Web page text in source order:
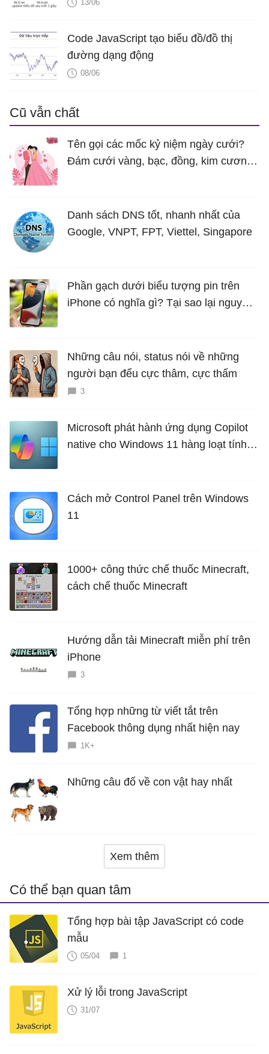
13/06
Code JavaScript tạo biểu đồ/đồ thị
đường dạng động
08/06
Cũ vẫn chất
Tên gọi các mốc kỷ niệm ngày cưới?
Đám cưới vàng, bạc, đồng, kim cương
Danh sách DNS tốt, nhanh nhất của
Google, VNPT, FPT, Viettel, Singapore
Phần gạch dưới biểu tượng pin trên
iPhone có nghĩa gì? Tại sao lại nguy
Những câu nói, status nói về những
người bạn đểu cực thâm, cực thấm
3
Microsoft phát hành ứng dụng Copilot
native cho Windows 11 hàng loạt tính
Cách mở Control Panel trên Windows
11
1000+ công thức chế thuốc Minecraft,
cách chế thuốc Minecraft
Hướng dẫn tải Minecraft miễn phí trên
iPhone
3
Tổng hợp những từ viết tắt trên
Facebook thông dụng nhất hiện nay
1K+
Những câu đố về con vật hay nhất
Xem thêm
Có thể bạn quan tâm
Tổng hợp bài tập JavaScript có code
mẫu
05/04 1
Xử lý lỗi trong JavaScript
31/07